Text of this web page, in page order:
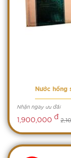
Nước hồng
Nhận ngay ưu đãi
1,900,000 đ